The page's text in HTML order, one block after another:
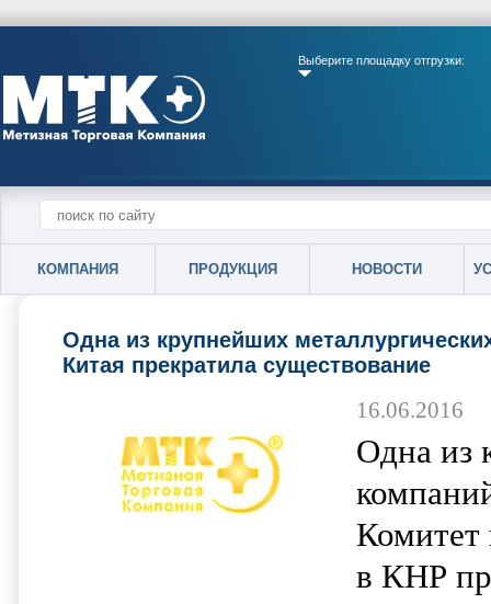
Выберите площадку отгрузки:
КОМПАНИЯ ПРОДУКЦИЯ НОВОСТИ
Одна из крупнейших
Китая прекратила существование
16.06.2016
Одна из
Комитет
в КНР